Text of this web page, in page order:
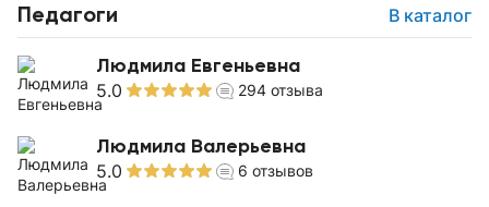
Педагоги В каталог
Людмила Евгеньевна
5.0 294 отзыва
Людмила Валерьевна
5.0 6 отзывов